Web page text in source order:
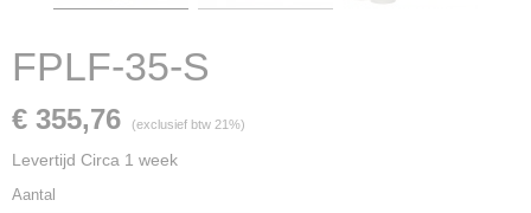
FPLF-35-S
€ 355,76 (exclusief btw 21%)
Levertijd Circa 1 week
Aantal